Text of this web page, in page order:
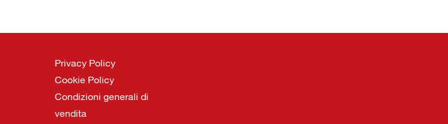
Privacy Policy
Cookie Policy
Condizioni generali di
vendita